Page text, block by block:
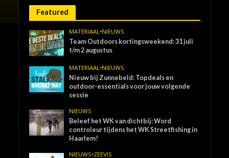
Featured
MATERIAAL •NIEUWS
Team Outdoors kortingsweekend: 31 juli
t/m 2 augustus
MATERIAAL •NIEUWS
Nieuw bij Zunnebeld: Topdeals en
outdoor-essentials voor jouw volgende
sessie
NIEUWS
Beleef het WK van dichtbij: Word
controleur tijdens het WK Streetfishing in
Haarlem!
NIEUWS•ZEEVIS